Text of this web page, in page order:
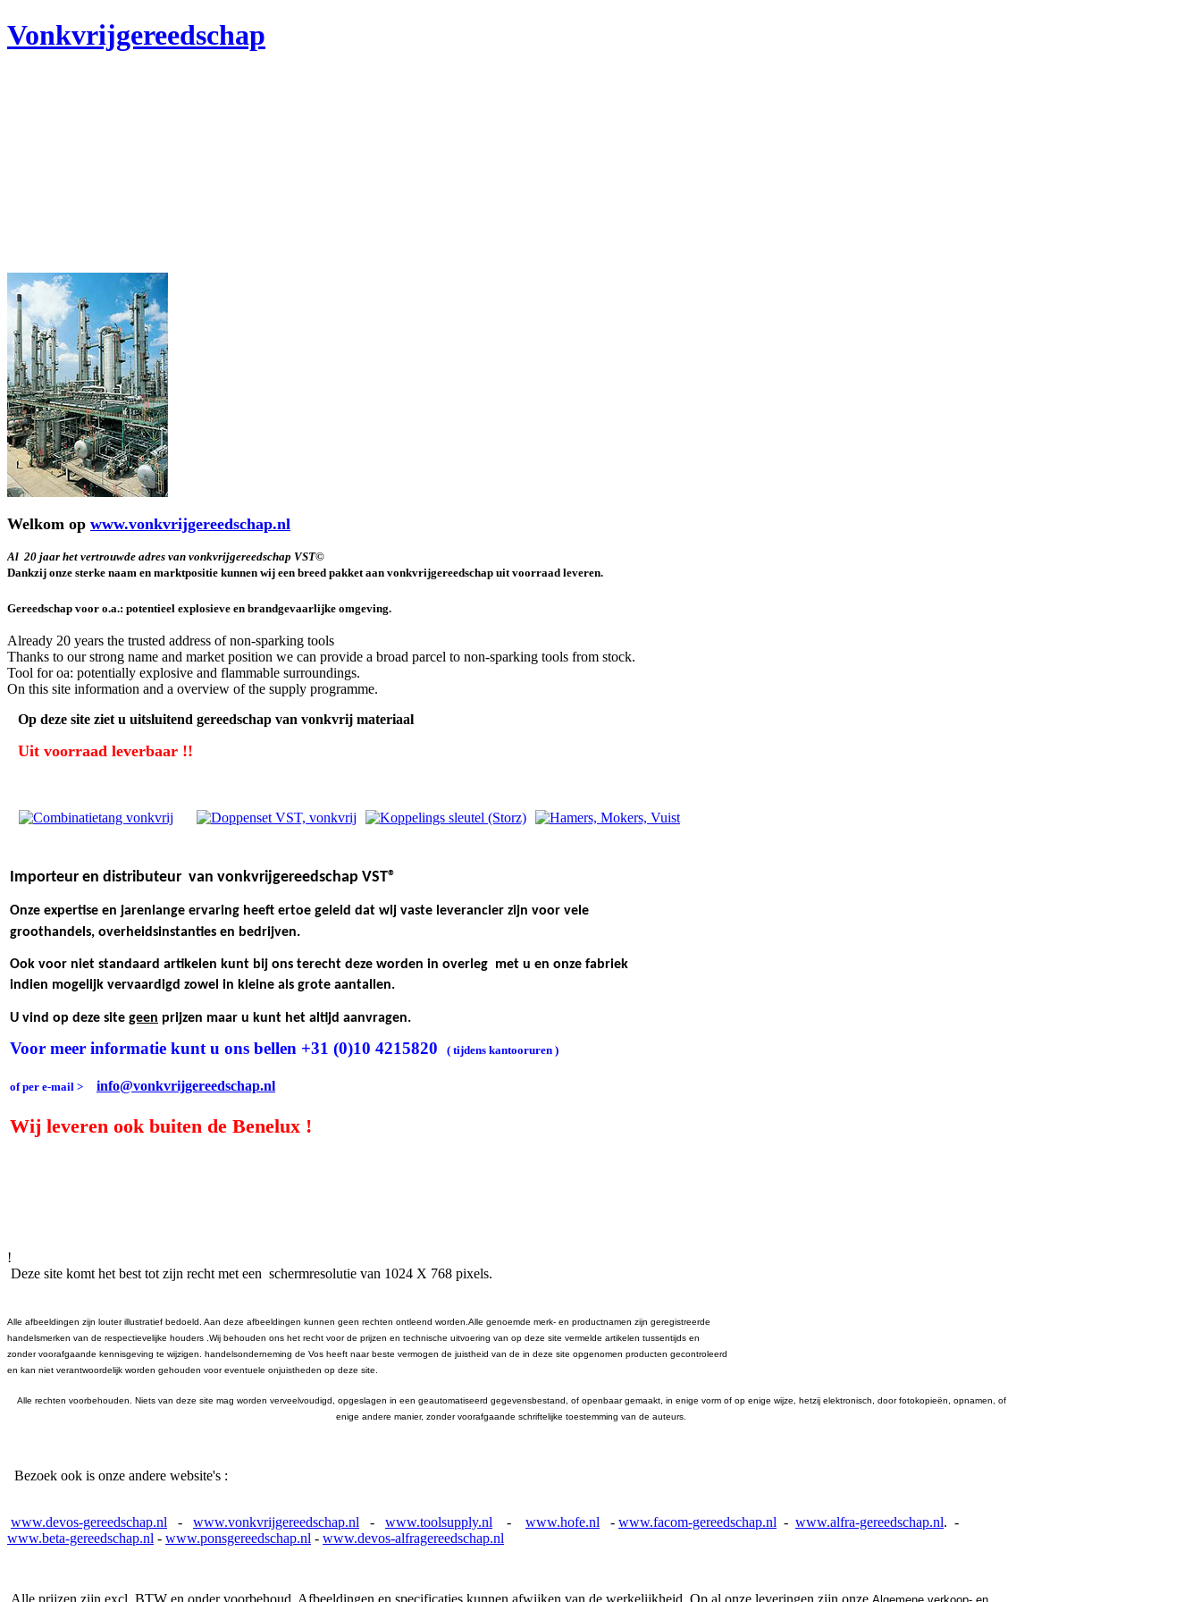
Vonkvrijgereedschap
Welkom op www.vonkvrijgereedschap.nl
Al 20 jaar het vertrouwde adres van vonkvrijgereedschap VST©
Dankzij onze sterke naam en marktpositie kunnen wij een breed pakket aan vonkvrijgereedschap uit voorraad leveren.
Gereedschap voor o.a.: potentieel explosieve en brandgevaarlijke omgeving.
Already 20 years the trusted address of non-sparking tools
Thanks to our strong name and market position we can provide a broad parcel to non-sparking tools from stock.
Tool for oa: potentially explosive and flammable surroundings.
On this site information and a overview of the supply programme.
Op deze site ziet u uitsluitend gereedschap van vonkvrij materiaal
Uit voorraad leverbaar !!
Importeur en distributeur van vonkvrijgereedschap VST®
Onze expertise en jarenlange ervaring heeft ertoe geleid dat wij vaste leverancier zijn voor vele
groothandels, overheidsinstanties en bedrijven.
Ook voor niet standaard artikelen kunt bij ons terecht deze worden in overleg met u en onze fabriek
indien mogelijk vervaardigd zowel in kleine als grote aantallen.
U vind op deze site geen prijzen maar u kunt het altijd aanvragen.
Voor meer informatie kunt u ons bellen +31 (0)10 4215820 ( tijdens kantooruren )
of per e-mail > info@vonkvrijgereedschap.nl
Wij leveren ook buiten de Benelux !
!
Deze site komt het best tot zijn recht met een schermresolutie van 1024 X 768 pixels.
Alle afbeeldingen zijn louter illustratief bedoeld. Aan deze afbeeldingen kunnen geen rechten ontleend worden.Alle genoemde merk- en productnamen zijn geregistreerde
handelsmerken van de respectievelijke houders .Wij behouden ons het recht voor de prijzen en technische uitvoering van op deze site vermelde artikelen tussentijds en
zonder voorafgaande kennisgeving te wijzigen. handelsonderneming de Vos heeft naar beste vermogen de juistheid van de in deze site opgenomen producten gecontroleerd
en kan niet verantwoordelijk worden gehouden voor eventuele onjuistheden op deze site.
Alle rechten voorbehouden. Niets van deze site mag worden verveelvoudigd, opgeslagen in een geautomatiseerd gegevensbestand, of openbaar gemaakt, in enige vorm of op enige wijze, hetzij elektronisch, door fotokopieën, opnamen, of
enige andere manier, zonder voorafgaande schriftelijke toestemming van de auteurs.
Bezoek ook is onze andere website's :
www.devos-gereedschap.nl - www.vonkvrijgereedschap.nl - www.toolsupply.nl - www.hofe.nl - www.facom-gereedschap.nl - www.alfra-gereedschap.nl. -
www.beta-gereedschap.nl - www.ponsgereedschap.nl - www.devos-alfragereedschap.nl
Alle prijzen zijn excl. BTW en onder voorbehoud. Afbeeldingen en specificaties kunnen afwijken van de werkelijkheid. Op al onze leveringen zijn onze